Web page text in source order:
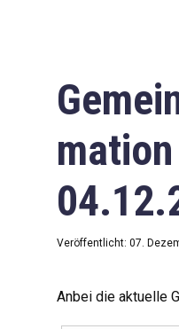
Veröffentlicht: 07.
Anbei die aktuelle